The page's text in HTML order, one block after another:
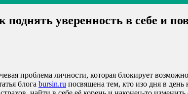
уверенность в себе и
проблема личности, которая блокирует
блога bursin.ru посвящена тем, кто изо дня в день